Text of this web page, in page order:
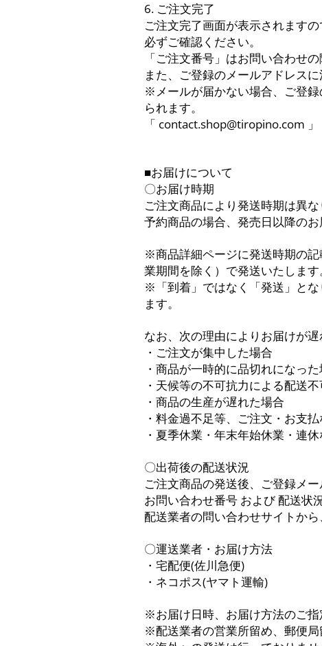
6. ご注文完了
ご注文完了画面が表示されます
必ずご確認ください。
「ご注文番号」はお問い合わせ
また、ご登録のメールアドレス
※メールが届かない場合、ご登
られます。
「 contact.shop@tiropino.com
■お届けについて
〇お届け時期
ご注文商品により発送時期は異
予約商品の場合、発売日以降のお
※商品詳細ページに発送時期の
業期間を除く）で発送いたします
※「到着」ではなく「発送」と
ます。
なお、次の理由によりお届けが
・ご注文が集中した場合
・商品が一時的に品切れになっ
・天候等の不可抗力による配送
・商品の生産が遅れた場合
・料金過不足等、ご注文・お支
・夏季休業・年末年始休業・連
〇出荷後の配送状況
ご注文商品の発送後、ご登録メ
お問い合わせ番号 および 配送状
配送業者の問い合わせサイトか
〇運送業者・お届け方法
・宅配便(佐川急便)
・ネコポス(ヤマト運輸)
※お届け日時、お届け方法のご指
※配送業者の営業所留め、郵便局